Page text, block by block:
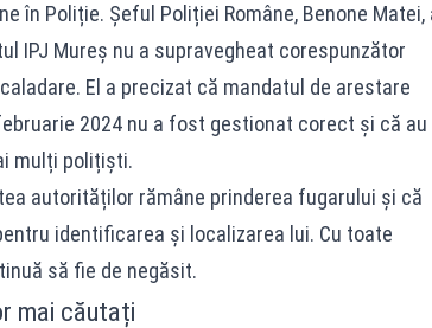
în Poliție. Șeful Poliției Române, Benone Matei,
IPJ Mureș nu a supravegheat corespunzător
El a precizat că mandatul de arestare
2024 nu a fost gestionat corect și că au
mulți polițiști.
autorităților rămâne prinderea fugarului și că
identificarea și localizarea lui. Cu toate
să fie de negăsit.
mai căutați